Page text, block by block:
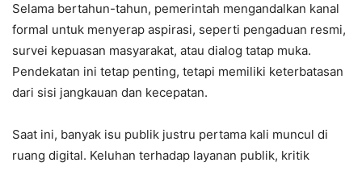
Selama bertahun-tahun, pemerintah mengandalkan kanal
formal untuk menyerap aspirasi, seperti pengaduan resmi,
survei kepuasan masyarakat, atau dialog tatap muka.
Pendekatan ini tetap penting, tetapi memiliki keterbatasan
dari sisi jangkauan dan kecepatan.
Saat ini, banyak isu publik justru pertama kali muncul di
ruang digital. Keluhan terhadap layanan publik, kritik